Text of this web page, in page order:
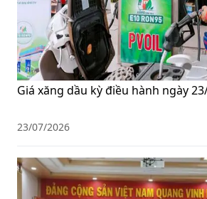
Giá xăng dầu kỳ điều hành ngày
23/07/2026